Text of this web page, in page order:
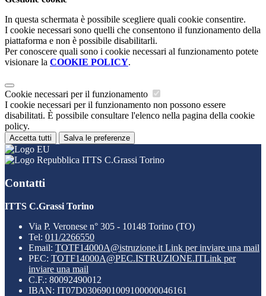
In questa schermata è possibile scegliere quali cookie consentire.
I cookie necessari sono quelli che consentono il funzionamento della
piattaforma e non è possibile disabilitarli.
Per conoscere quali sono i cookie necessari al funzionamento potete
visionare la COOKIE POLICY.
Cookie necessari per il funzionamento
I cookie necessari per il funzionamento non possono essere
disabilitati. È possibile consultare l'elenco nella pagina della cookie
policy.
Accetta tutti Salva le preferenze
ITTS C.Grassi Torino
Contatti
ITTS C.Grassi Torino
Via P. Veronese n° 305 - 10148 Torino (TO)
Tel: 011/2266550
Email: TOTF14000A@istruzione.it Link per inviare una mail
PEC: TOTF14000A@PEC.ISTRUZIONE.ITLink per
inviare una mail
C.F.: 80092490012
IBAN: IT07D0306901009100000046161